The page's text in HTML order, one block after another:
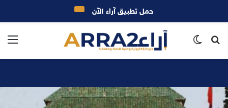
بحث
حمل تطبيق آراء الآن